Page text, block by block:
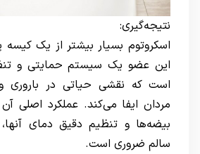
نتیجه‌گیری:
اسکروتوم بسیار بیشتر از یک
این عضو یک سیستم حمایتی و
است که نقشی حیاتی در باروری
مردان ایفا می‌کند. عملکرد اصلی
بیضه‌ها و تنظیم دقیق دمای آنها،
سالم ضروری است.